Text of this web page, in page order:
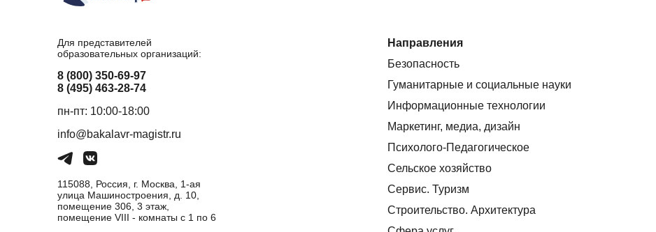
Для представителей
образовательных организаций:
8 (800) 350-69-97
8 (495) 463-28-74
пн-пт: 10:00-18:00
info@bakalavr-magistr.ru
115088, Россия, г. Москва, 1-ая
улица Машиностроения, д. 10,
помещение 306, 3 этаж,
помещение VIII - комнаты с 1 по 6
Направления
Безопасность
Гуманитарные и социальные науки
Информационные технологии
Маркетинг, медиа, дизайн
Психолого-Педагогическое
Сельское хозяйство
Сервис. Туризм
Строительство. Архитектура